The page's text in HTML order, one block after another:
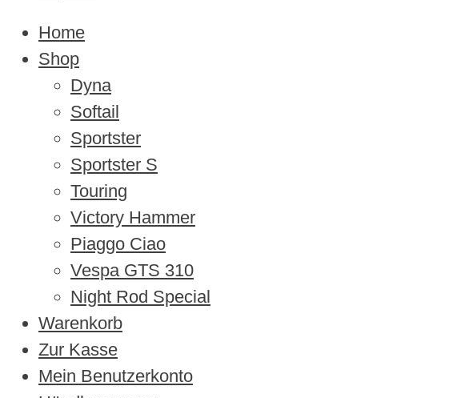
Home
Shop
Dyna
Softail
Sportster
Sportster S
Touring
Victory Hammer
Piaggo Ciao
Vespa GTS 310
Night Rod Special
Warenkorb
Zur Kasse
Mein Benutzerkonto